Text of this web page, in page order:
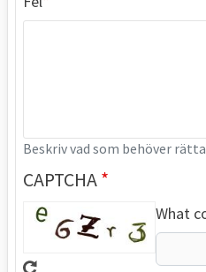
Beskriv vad som behöver
CAPTCHA
What